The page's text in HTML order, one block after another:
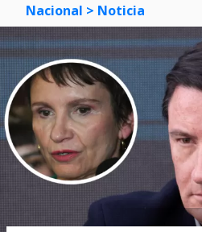
Nacional > Noticia